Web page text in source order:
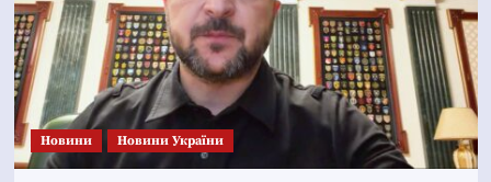
Новини Новини України